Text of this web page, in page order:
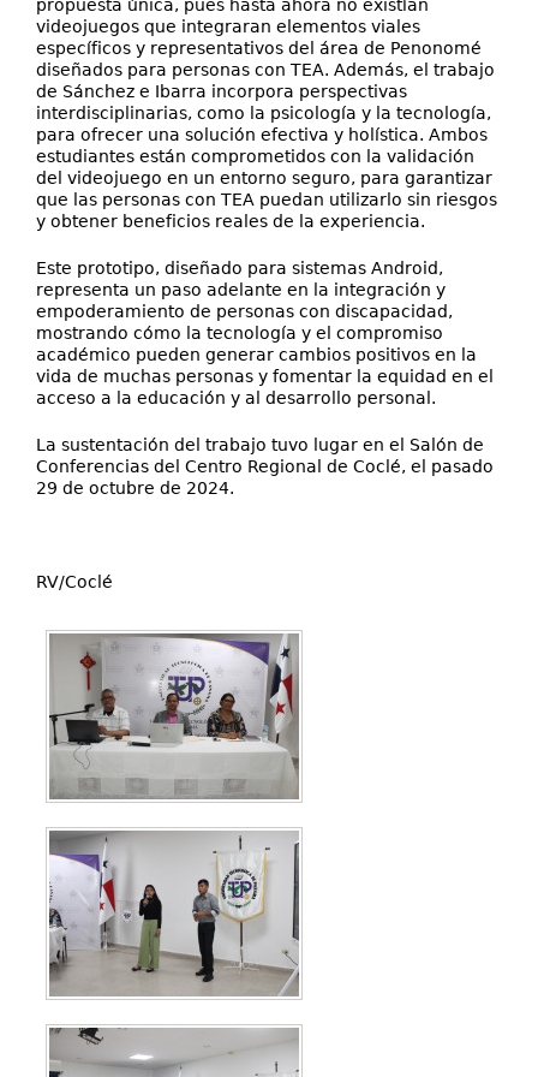
propuesta única, pues hasta ahora no existían
videojuegos que integraran elementos viales
específicos y representativos del área de Penonomé
diseñados para personas con TEA. Además, el trabajo
de Sánchez e Ibarra incorpora perspectivas
interdisciplinarias, como la psicología y la tecnología,
para ofrecer una solución efectiva y holística. Ambos
estudiantes están comprometidos con la validación
del videojuego en un entorno seguro, para garantizar
que las personas con TEA puedan utilizarlo sin riesgos
y obtener beneficios reales de la experiencia.
Este prototipo, diseñado para sistemas Android,
representa un paso adelante en la integración y
empoderamiento de personas con discapacidad,
mostrando cómo la tecnología y el compromiso
académico pueden generar cambios positivos en la
vida de muchas personas y fomentar la equidad en el
acceso a la educación y al desarrollo personal.
La sustentación del trabajo tuvo lugar en el Salón de
Conferencias del Centro Regional de Coclé, el pasado
29 de octubre de 2024.
RV/Coclé